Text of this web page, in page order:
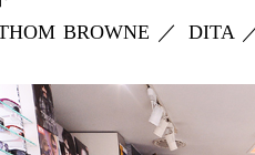
BROWNE ／ DITA